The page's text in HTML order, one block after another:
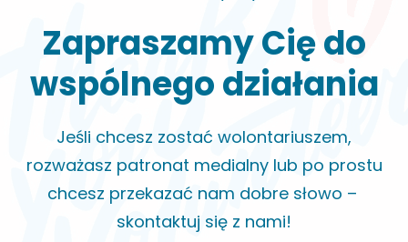
Zapraszamy Cię do
wspólnego działania
Jeśli chcesz zostać wolontariuszem,
rozważasz patronat medialny lub po prostu
chcesz przekazać nam dobre słowo –
skontaktuj się z nami!